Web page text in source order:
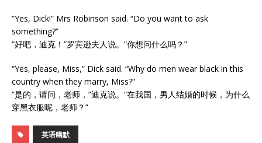
“Yes, Dick!” Mrs Robinson said. “Do you want to ask
something?”
“好吧，迪克！”罗宾逊夫人说。“你想问什么吗？”
“Yes, please, Miss,” Dick said. “Why do men wear black in this
country when they marry, Miss?”
“是的，请问，老师，”迪克说。“在我国，男人结婚的时候，为什么
穿黑衣服呢，老师？”
英语幽默